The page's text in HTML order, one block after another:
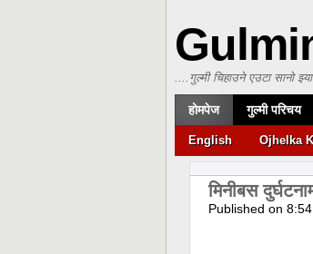
....गुल्मी चिहाउने एउटा सानो
होमपेज गुल्मी परिचय
English Ojhelka
मिनीबस
Published on